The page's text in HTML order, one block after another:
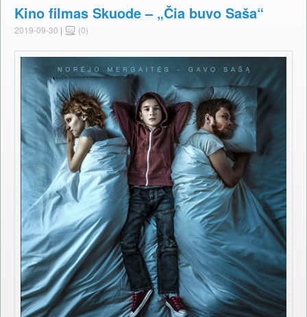
Kino filmas Skuode – „Čia buvo Saša“
2019-09-30 | (0)